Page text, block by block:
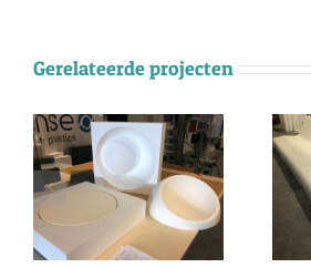
Gerelateerde projecten